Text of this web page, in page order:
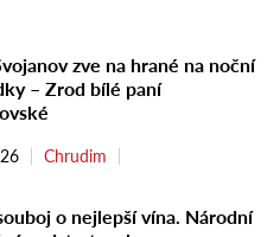
zve na hrané na noční
– Zrod bílé paní
Chrudim
o nejlepší vína. Národní